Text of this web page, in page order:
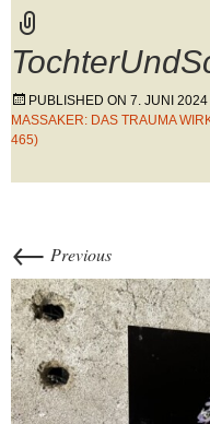
PUBLISHED ON 7. JUNI 2024
MASSAKER: DAS TRAUMA
465)
← Previous